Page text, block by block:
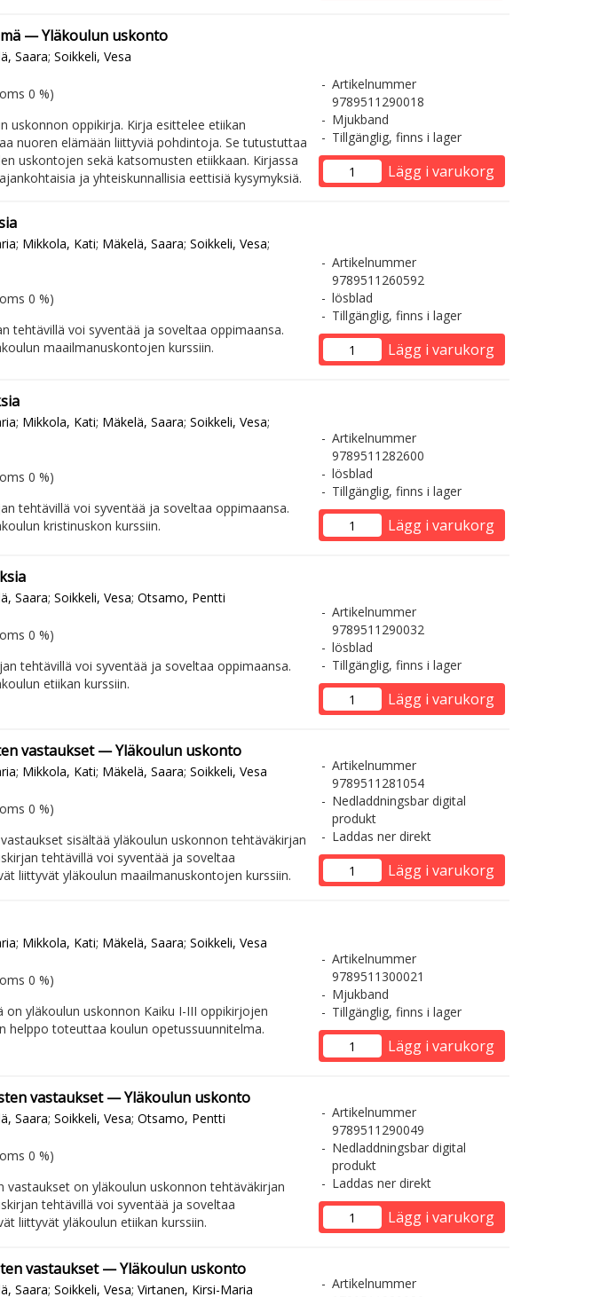
— Yläkoulun uskonto
Saara; Soikkeli, Vesa
hinta
0 %)
uskonnon oppikirja. Kirja esittelee etiikan
nuoren elämään liittyviä pohdintoja. Se tutustuttaa
uskontojen sekä katsomusten etiikkaan. Kirjassa
ja yhteiskunnallisia eettisiä kysymyksiä.
Artikelnummer
9789511290018
Mjukband
Tillgänglig, finns i lager
Lägg i varukorg
; Mikkola, Kati; Mäkelä, Saara; Soikkeli, Vesa;
hinta
0 %)
tehtävillä voi syventää ja soveltaa oppimaansa.
maailmanuskontojen kurssiin.
Artikelnummer
9789511260592
lösblad
Tillgänglig, finns i lager
Lägg i varukorg
; Mikkola, Kati; Mäkelä, Saara; Soikkeli, Vesa;
hinta
0 %)
tehtävillä voi syventää ja soveltaa oppimaansa.
kristinuskon kurssiin.
Artikelnummer
9789511282600
lösblad
Tillgänglig, finns i lager
Lägg i varukorg
Saara; Soikkeli, Vesa; Otsamo, Pentti
hinta
0 %)
tehtävillä voi syventää ja soveltaa oppimaansa.
etiikan kurssiin.
Artikelnummer
9789511290032
lösblad
Tillgänglig, finns i lager
Lägg i varukorg
vastaukset — Yläkoulun uskonto
; Mikkola, Kati; Mäkelä, Saara; Soikkeli, Vesa
hinta
0 %)
sisältää yläkoulun uskonnon tehtäväkirjan
tehtävillä voi syventää ja soveltaa
liittyvät yläkoulun maailmanuskontojen kurssiin.
Artikelnummer
9789511281054
Nedladdningsbar digital
produkt
Laddas ner direkt
Lägg i varukorg
; Mikkola, Kati; Mäkelä, Saara; Soikkeli, Vesa
hinta
0 %)
on yläkoulun uskonnon Kaiku I-III oppikirjojen
helppo toteuttaa koulun opetussuunnitelma.
Artikelnummer
9789511300021
Mjukband
Tillgänglig, finns i lager
Lägg i varukorg
vastaukset — Yläkoulun uskonto
Saara; Soikkeli, Vesa; Otsamo, Pentti
hinta
0 %)
vastaukset on yläkoulun uskonnon tehtäväkirjan
tehtävillä voi syventää ja soveltaa
liittyvät yläkoulun etiikan kurssiin.
Artikelnummer
9789511290049
Nedladdningsbar digital
produkt
Laddas ner direkt
Lägg i varukorg
vastaukset — Yläkoulun uskonto
Saara; Soikkeli, Vesa; Virtanen, Kirsi-Maria
Artikelnummer